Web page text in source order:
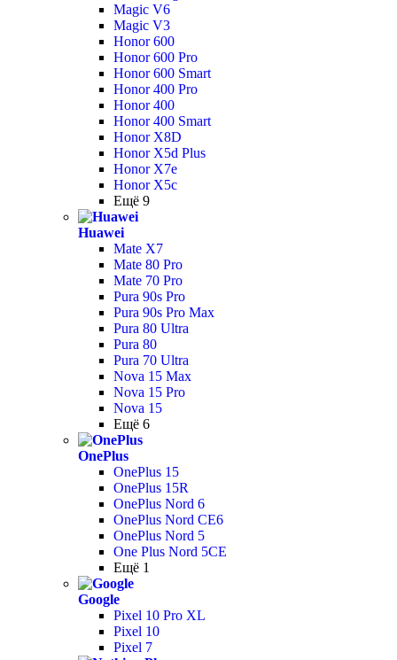
Magic V6
Magic V3
Honor 600
Honor 600 Pro
Honor 600 Smart
Honor 400 Pro
Honor 400
Honor 400 Smart
Honor X8D
Honor X5d Plus
Honor X7e
Honor X5c
Ещё 9
Huawei
Mate X7
Mate 80 Pro
Mate 70 Pro
Pura 90s Pro
Pura 90s Pro Max
Pura 80 Ultra
Pura 80
Pura 70 Ultra
Nova 15 Max
Nova 15 Pro
Nova 15
Ещё 6
OnePlus
OnePlus 15
OnePlus 15R
OnePlus Nord 6
OnePlus Nord CE6
OnePlus Nord 5
One Plus Nord 5CE
Ещё 1
Google
Pixel 10 Pro XL
Pixel 10
Pixel 7